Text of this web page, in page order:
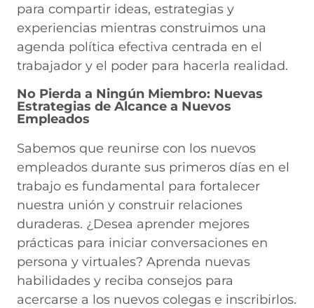
para compartir ideas, estrategias y
experiencias mientras construimos una
agenda política efectiva centrada en el
trabajador y el poder para hacerla realidad.
No Pierda a Ningún Miembro: Nuevas
Estrategias de Alcance a Nuevos
Empleados
Sabemos que reunirse con los nuevos
empleados durante sus primeros días en el
trabajo es fundamental para fortalecer
nuestra unión y construir relaciones
duraderas. ¿Desea aprender mejores
prácticas para iniciar conversaciones en
persona y virtuales? Aprenda nuevas
habilidades y reciba consejos para
acercarse a los nuevos colegas e inscribirlos.